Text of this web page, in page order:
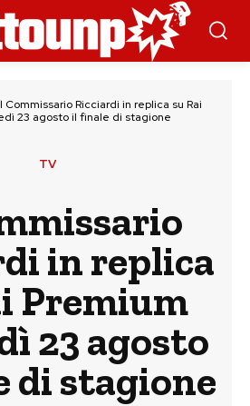
Commissario Ricciardi in replica su Rai
23 agosto il finale di stagione
TV
in replica
Premium
23 agosto
di stagione